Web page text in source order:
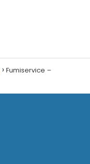
Fumiservice –